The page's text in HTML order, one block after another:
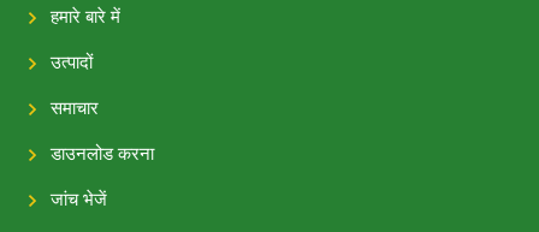
हमारे बारे में
उत्पादों
समाचार
डाउनलोड करना
जांच भेजें